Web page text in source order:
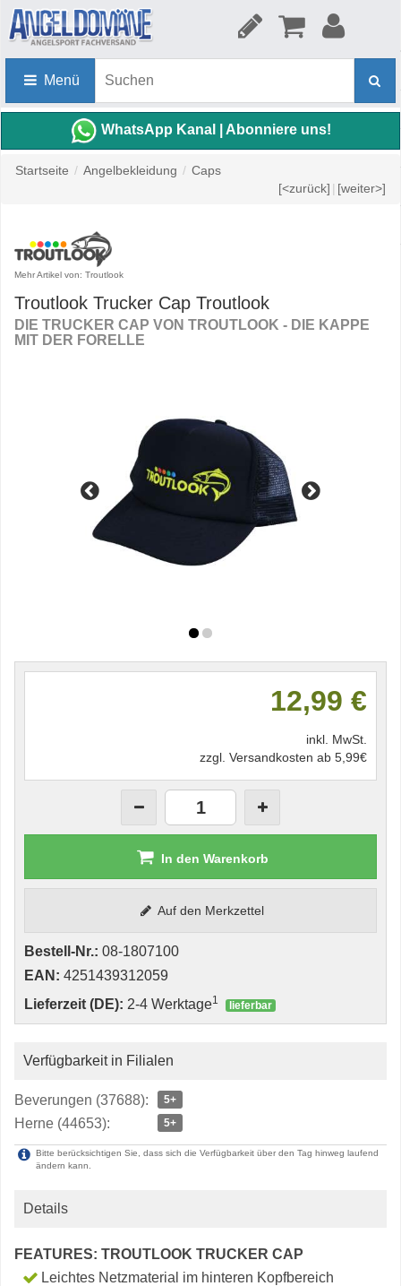
Menü
WhatsApp Kanal | Abonniere uns!
Startseite / Angelbekleidung / Caps
[<zurück] | [weiter>]
Mehr Artikel von: Troutlook
Troutlook Trucker Cap Troutlook
DIE TRUCKER CAP VON TROUTLOOK - DIE KAPPE
MIT DER FORELLE
12,99 €
inkl. MwSt.
zzgl. Versandkosten ab 5,99€
In den Warenkorb
Auf den Merkzettel
Bestell-Nr.: 08-1807100
EAN: 4251439312059
Lieferzeit (DE): 2-4 Werktage1 lieferbar
Verfügbarkeit in Filialen
Beverungen (37688): 5+
Herne (44653): 5+
Bitte berücksichtigen Sie, dass sich die Verfügbarkeit über den Tag hinweg laufend
ändern kann.
Details
FEATURES: TROUTLOOK TRUCKER CAP
Leichtes Netzmaterial im hinteren Kopfbereich